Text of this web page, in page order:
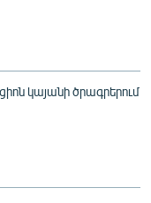
կայանի ծրագրերում